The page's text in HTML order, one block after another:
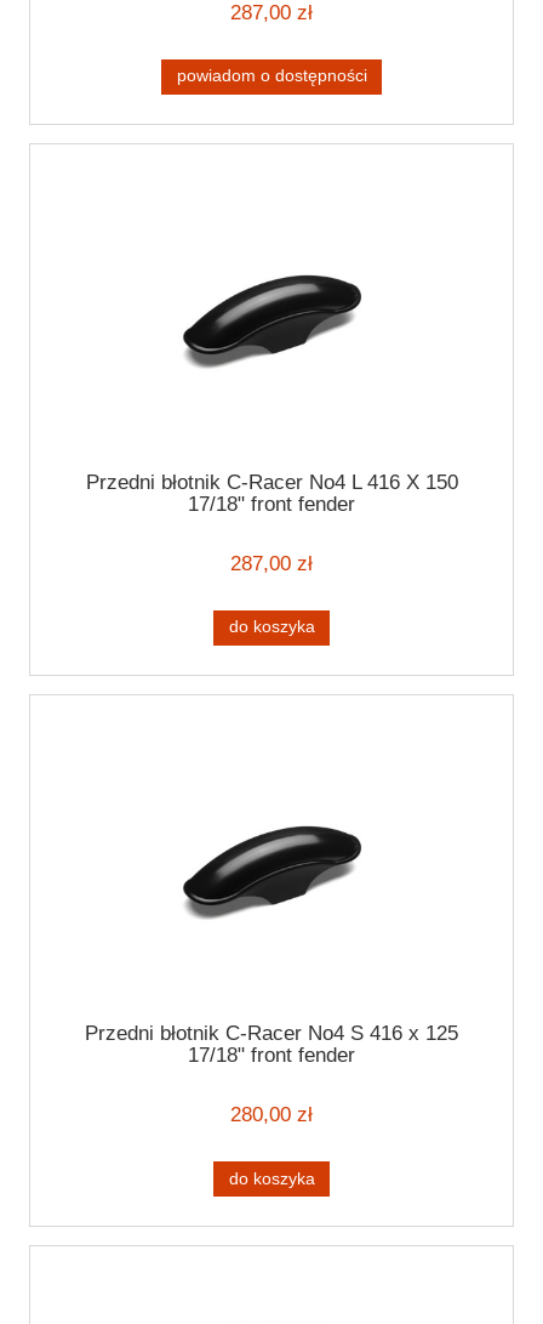
287,00 zł
powiadom o dostępności
Przedni błotnik C-Racer No4 L 416 X 150
17/18" front fender
287,00 zł
do koszyka
Przedni błotnik C-Racer No4 S 416 x 125
17/18" front fender
280,00 zł
do koszyka